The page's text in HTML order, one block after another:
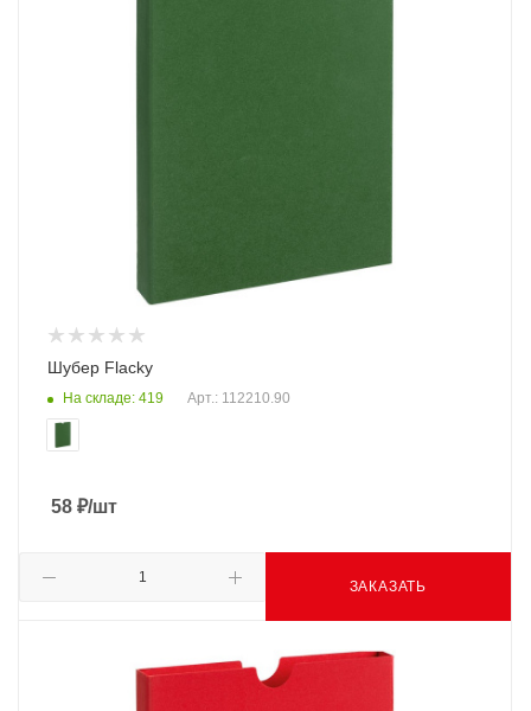
Шубер Flacky
На складе: 419 Арт.: 112210.90
58 ₽/шт
ЗАКАЗАТЬ